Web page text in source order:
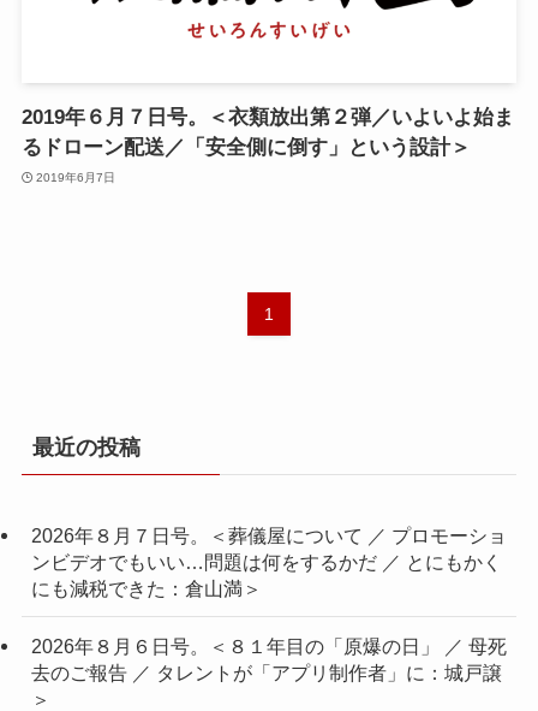
2019年６月７日号。＜衣類放出第２弾／いよいよ始ま
るドローン配送／「安全側に倒す」という設計＞
2019年6月7日
1
最近の投稿
2026年８月７日号。＜葬儀屋について ／ プロモーショ
ンビデオでもいい…問題は何をするかだ ／ とにもかく
にも減税できた：倉山満＞
2026年８月６日号。＜８１年目の「原爆の日」 ／ 母死
去のご報告 ／ タレントが「アプリ制作者」に：城戸譲
＞